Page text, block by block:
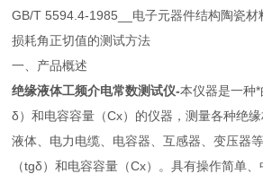
GB/T 5594.4-1985__电子元器件结构陶瓷
损耗角正切值的测试方法
一、产品概述
绝缘液体工频介电常数测试仪-本仪器是一种
δ）和电容容量（Cx）的仪器，测量各种绝
液体、电力电缆、电容器、互感器、变压器
（tgδ）和电容容量（Cx）。具有操作简单